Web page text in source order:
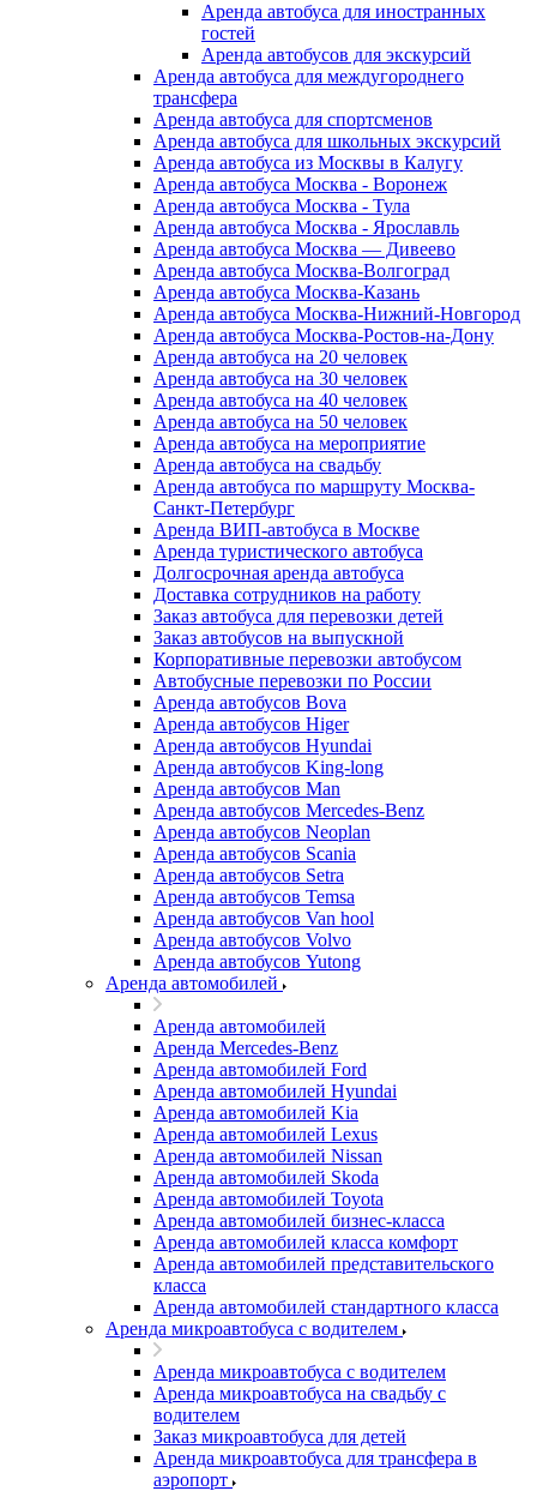
Аренда автобуса для иностранных
гостей
Аренда автобусов для экскурсий
Аренда автобуса для междугороднего
трансфера
Аренда автобуса для спортсменов
Аренда автобуса для школьных экскурсий
Аренда автобуса из Москвы в Калугу
Аренда автобуса Москва - Воронеж
Аренда автобуса Москва - Тула
Аренда автобуса Москва - Ярославль
Аренда автобуса Москва — Дивеево
Аренда автобуса Москва-Волгоград
Аренда автобуса Москва-Казань
Аренда автобуса Москва-Нижний-Новгород
Аренда автобуса Москва-Ростов-на-Дону
Аренда автобуса на 20 человек
Аренда автобуса на 30 человек
Аренда автобуса на 40 человек
Аренда автобуса на 50 человек
Аренда автобуса на мероприятие
Аренда автобуса на свадьбу
Аренда автобуса по маршруту Москва-
Санкт-Петербург
Аренда ВИП-автобуса в Москве
Аренда туристического автобуса
Долгосрочная аренда автобуса
Доставка сотрудников на работу
Заказ автобуса для перевозки детей
Заказ автобусов на выпускной
Корпоративные перевозки автобусом
Автобусные перевозки по России
Аренда автобусов Bova
Аренда автобусов Higer
Аренда автобусов Hyundai
Аренда автобусов King-long
Аренда автобусов Man
Аренда автобусов Mercedes-Benz
Аренда автобусов Neoplan
Аренда автобусов Scania
Аренда автобусов Setra
Аренда автобусов Temsa
Аренда автобусов Van hool
Аренда автобусов Volvo
Аренда автобусов Yutong
Аренда автомобилей
Аренда автомобилей
Аренда Mercedes-Benz
Аренда автомобилей Ford
Аренда автомобилей Hyundai
Аренда автомобилей Kia
Аренда автомобилей Lexus
Аренда автомобилей Nissan
Аренда автомобилей Skoda
Аренда автомобилей Toyota
Аренда автомобилей бизнес-класса
Аренда автомобилей класса комфорт
Аренда автомобилей представительского
класса
Аренда автомобилей стандартного класса
Аренда микроавтобуса с водителем
Аренда микроавтобуса с водителем
Аренда микроавтобуса на свадьбу с
водителем
Заказ микроавтобуса для детей
Аренда микроавтобуса для трансфера в
аэропорт